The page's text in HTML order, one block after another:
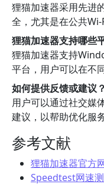
狸猫加速器采用先进
全，尤其是在公共Wi-
狸猫加速器支持哪些
狸猫加速器支持
平台，用户可以在不
如何提供反馈或建议？
用户可以通过社交媒
建议，以帮助优化服
参考文献
狸猫加速器官方
Speedtest网速